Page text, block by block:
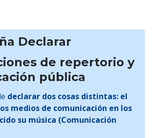
Declarar
de repertorio y
pública
declarar dos cosas distintas: el
medios de comunicación en los
su música (Comunicación